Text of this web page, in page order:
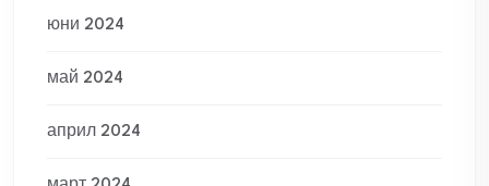
юни 2024
май 2024
април 2024